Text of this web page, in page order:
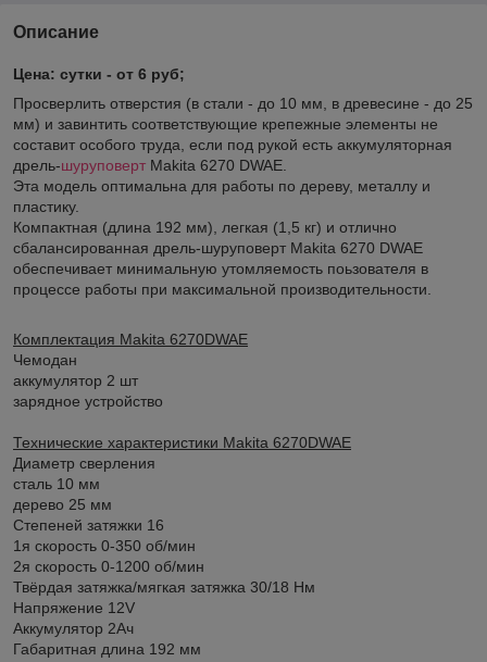
Описание
Цена: сутки - от 6 руб;
Просверлить отверстия (в стали - до 10 мм, в древесине - до 25
мм) и завинтить соответствующие крепежные элементы не
составит особого труда, если под рукой есть аккумуляторная
дрель-шуруповерт Makita 6270 DWAE.
Эта модель оптимальна для работы по дереву, металлу и
пластику.
Компактная (длина 192 мм), легкая (1,5 кг) и отлично
сбалансированная дрель-шуруповерт Makita 6270 DWAE
обеспечивает минимальную утомляемость поьзователя в
процессе работы при максимальной производительности.
Комплектация Makita 6270DWAE
Чемодан
аккумулятор 2 шт
зарядное устройство
Технические характеристики Makita 6270DWAE
Диаметр сверления
сталь 10 мм
дерево 25 мм
Степеней затяжки 16
1я скорость 0-350 об/мин
2я скорость 0-1200 об/мин
Твёрдая затяжка/мягкая затяжка 30/18 Нм
Напряжение 12V
Аккумулятор 2Ач
Габаритная длина 192 мм